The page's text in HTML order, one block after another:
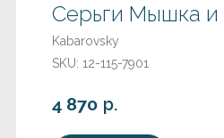
Серьги Мышка и
Kabarovsky
SKU: 12-115-7901
4 870 р.